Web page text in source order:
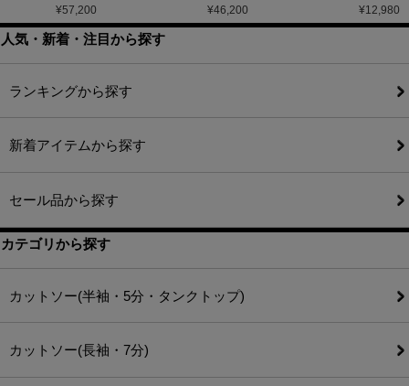
¥57,200
¥46,200 ¥12,980
人気・新着・注目から探す
ランキングから探す
新着アイテムから探す
セール品から探す
カテゴリから探す
カットソー(半袖・5分・タンクトップ)
カットソー(長袖・7分)